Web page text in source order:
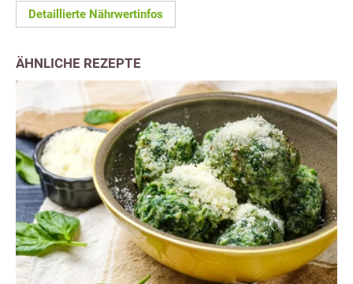
Detaillierte Nährwertinfos
ÄHNLICHE REZEPTE